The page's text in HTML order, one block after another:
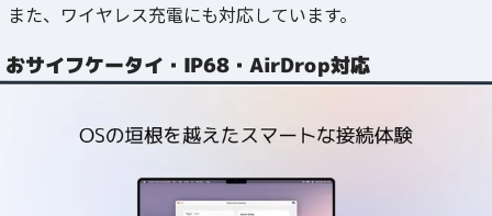
また、ワイヤレス充電にも対応しています。
おサイフケータイ・IP68・AirDrop対応